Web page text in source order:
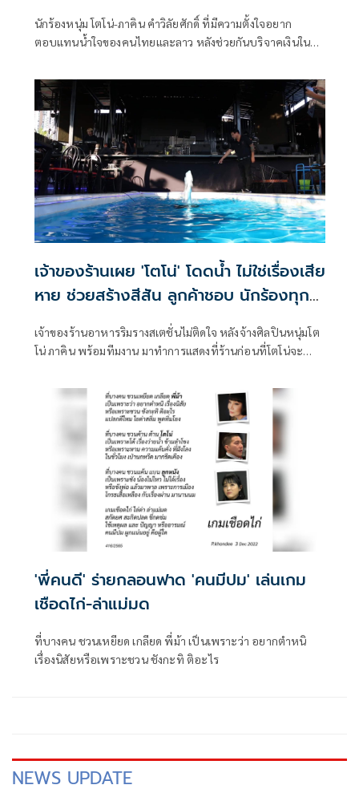
นักร้องหนุ่ม โตโน่-ภาคิน คำวิลัยศักดิ์ ที่มีความตั้งใจอยาก
ตอบแทนน้ำใจของคนไทยและลาว หลังช่วยกันบริจาคเงินใน
แพทย์ จนได้ยอดบริจาคเกินเป้ากว่า 87 ล้านบาท
เจ้าของร้านเผย 'โตโน่' โดดน้ำ ไม่ใช่เรื่องเสีย
หาย ช่วยสร้างสีสัน ลูกค้าชอบ นักร้องทุก
เจ้าของร้านอาหารริมรางสเตชั่นไม่ติดใจ หลังจ้างศิลปินหนุ่มโต
โน่ ภาคิน พร้อมทีมงาน มาทำการแสดงที่ร้านก่อนที่โตโน่จะ
ความตกตะลึงทั้งเจ้าของร้านทั้งลูกค้าและพนักงาน มองเป็นการ
สร้างสีสันและลูกค้าเองก็ชื่นชอบส่วนไมโครโฟนนั้นเป็นของโต
'พี่คนดี' ร่ายกลอนฟาด 'คนมีปม' เล่นเกม
เชือดไก่-ล่าแม่มด
ที่บางคน ชวนเหยียด เกลียด พี่ม้า เป็นเพราะว่า อยากตำหนิ
เรื่องนิสัยหรือเพราะชวน ชังกะทิ ติอะไร
NEWS UPDATE